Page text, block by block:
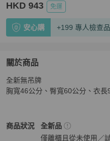
HKD 943 免運
安心購 +199 專人檢查
關於商品
關於77）全新黃淑琦後綁帶
全新無吊牌
胸寬46公分、臀寬60公分、衣長
商品狀況
女裝商品狀態與細節
全新品
僅離櫃且從未使用／